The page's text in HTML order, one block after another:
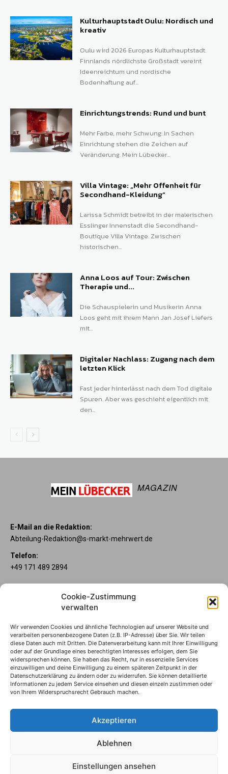
Cookie-Zustimmung
verwalten
Wir verwenden Cookies und ähnliche Technologien auf unserer Website und
verarbeiten personenbezogene Daten (z.B. IP-Adresse) über Sie. Wir teilen
diese Daten auch mit Dritten. Die Datenverarbeitung kann mit Ihrer Einwilligung
oder auf der Grundlage eines berechtigten Interesses erfolgen, dem Sie
widersprechen können. Sie haben das Recht, nur in essenzielle Services
einzuwilligen und deine Einwilligung zu einem späteren Zeitpunkt in der
Datenschutzerklärung zu ändern oder zu widerrufen. Sie können detaillierte
Informationen zu jedem Service einsehen und diesen einzeln zustimmen oder
von Ihrem Widerspruchsrecht Gebrauch machen.
Akzeptieren
Ablehnen
Einstellungen ansehen
Kulturhauptstadt Oulu: Nordisch und
kreativ
Oulu wird 2026 Europas Kulturhauptstadt.
Finnlands nördlichste Großstadt vereint
Ideenreichtum und nordische
Bodenhaftung auf...
Einrichtungstrends: Rund und bunt
Mehr Farbe, mehr Schwung: In Sachen
Einrichtung stehen die Zeichen auf
Veränderung. Mein Lübecker...
Villa Vintage: „Mehr Offenheit für
Secondhand-Kleidung“
Larissa Schmidt betreibt in der malerischen
Esslinger Innenstadt die Secondhand-
Boutique Villa Vintage. Zwischen
historischen...
Anna Loos auf Tour: Zwischen
Therapie und...
Die Schauspielerin und Musikerin Anna
Loos geht mit ihrem Mann Jan Josef Liefers
mit...
Digitaler Nachlass: Zugang nach dem
letzten Klick
Fast jeder hinterlässt nach dem Tod digitale
Spuren. Aber was geschieht eigentlich mit
den...
MAGAZIN
E-Mail an die Redaktion:
Abteilung-Redaktion@s-markt-mehrwert.de
Telefon:
+49 171 489 2894
Wenn’s um Geld geht, hat jeder ganz individuelle Vorstellungen.
Mein Lübecker Konto genau das Richtige für Sie. Unsere
Kontomodelle Mein Lübecker Premium, Mein Lübecker Comfort
und Mein Lübecker Fresh bieten Ihnen etliche Inklusivleistungen.
Im Mein Lübecker Magazin erfahren Sie immer, was es Neues
gibt.
Die Mein Lübecker Kontomodelle
Datenverwendung
© S-Markt & Mehrwert & Sparkasse zu Lübeck, 2024